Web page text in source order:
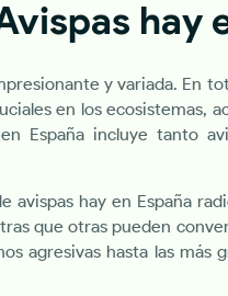
hay
y variada. En
en los
España incluye tanto
hay en España
que otras pueden
agresivas hasta las